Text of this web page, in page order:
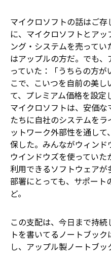
マイクロソフトの話はご
に、マイクロソフトとア
ング・システムを売って
はアップルの方だ。でも
っていた：「うちらの方
こで、こいつを自前の美
て、プレミアム価格を設定
マイクロソフトは、安価
たちに自社のシステムをラ
ットワーク外部性を通し
保した。みんながウィン
ウインドウズを使っていた
利用できるソフトウェア
部署にとっても、サポー
ど。
この支配は、今日まで持
トを書いてるノートブッ
し、アップル製ノートブ